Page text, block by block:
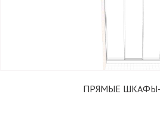
ПРЯМЫЕ